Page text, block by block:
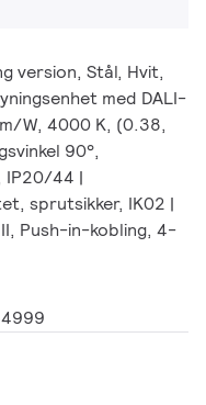
version, Stål, Hvit,
med DALI-
W, 4000 K, (0.38,
90°,
IP20/44 |
sprutsikker, IK02 |
Push-in-kobling, 4-